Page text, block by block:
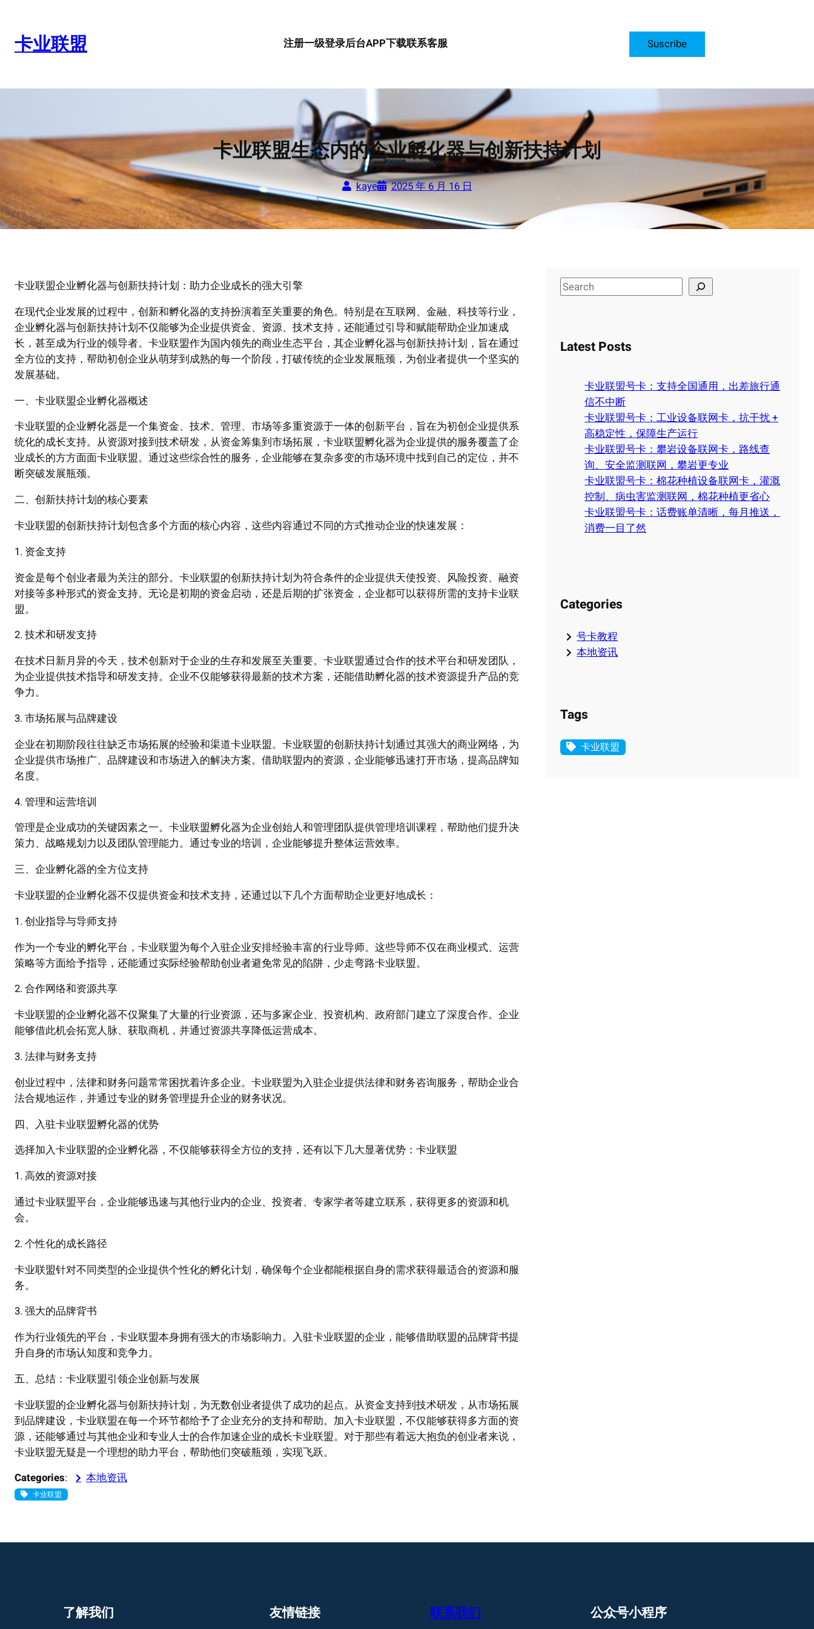
卡业联盟 注册一级登录后台APP下载联系客服 Suscribe
卡业联盟生态内的企业孵化器与创新扶持计划
kaye 2025 年 6 月 16 日
卡业联盟企业孵化器与创新扶持计划：助力企业成长的强大引擎
在现代企业发展的过程中，创新和孵化器的支持扮演着至关重要的角色。特别是在互联网、金融、科技等行业，
企业孵化器与创新扶持计划不仅能够为企业提供资金、资源、技术支持，还能通过引导和赋能帮助企业加速成
长，甚至成为行业的领导者。卡业联盟作为国内领先的商业生态平台，其企业孵化器与创新扶持计划，旨在通过
全方位的支持，帮助初创企业从萌芽到成熟的每一个阶段，打破传统的企业发展瓶颈，为创业者提供一个坚实的
发展基础。
一、卡业联盟企业孵化器概述
卡业联盟的企业孵化器是一个集资金、技术、管理、市场等多重资源于一体的创新平台，旨在为初创企业提供系
统化的成长支持。从资源对接到技术研发，从资金筹集到市场拓展，卡业联盟孵化器为企业提供的服务覆盖了企
业成长的方方面面卡业联盟。通过这些综合性的服务，企业能够在复杂多变的市场环境中找到自己的定位，并不
断突破发展瓶颈。
二、创新扶持计划的核心要素
卡业联盟的创新扶持计划包含多个方面的核心内容，这些内容通过不同的方式推动企业的快速发展：
1. 资金支持
资金是每个创业者最为关注的部分。卡业联盟的创新扶持计划为符合条件的企业提供天使投资、风险投资、融资
对接等多种形式的资金支持。无论是初期的资金启动，还是后期的扩张资金，企业都可以获得所需的支持卡业联
盟。
2. 技术和研发支持
在技术日新月异的今天，技术创新对于企业的生存和发展至关重要。卡业联盟通过合作的技术平台和研发团队，
为企业提供技术指导和研发支持。企业不仅能够获得最新的技术方案，还能借助孵化器的技术资源提升产品的竞
争力。
3. 市场拓展与品牌建设
企业在初期阶段往往缺乏市场拓展的经验和渠道卡业联盟。卡业联盟的创新扶持计划通过其强大的商业网络，为
企业提供市场推广、品牌建设和市场进入的解决方案。借助联盟内的资源，企业能够迅速打开市场，提高品牌知
名度。
4. 管理和运营培训
管理是企业成功的关键因素之一。卡业联盟孵化器为企业创始人和管理团队提供管理培训课程，帮助他们提升决
策力、战略规划力以及团队管理能力。通过专业的培训，企业能够提升整体运营效率。
三、企业孵化器的全方位支持
卡业联盟的企业孵化器不仅提供资金和技术支持，还通过以下几个方面帮助企业更好地成长：
1. 创业指导与导师支持
作为一个专业的孵化平台，卡业联盟为每个入驻企业安排经验丰富的行业导师。这些导师不仅在商业模式、运营
策略等方面给予指导，还能通过实际经验帮助创业者避免常见的陷阱，少走弯路卡业联盟。
2. 合作网络和资源共享
卡业联盟的企业孵化器不仅聚集了大量的行业资源，还与多家企业、投资机构、政府部门建立了深度合作。企业
能够借此机会拓宽人脉、获取商机，并通过资源共享降低运营成本。
3. 法律与财务支持
创业过程中，法律和财务问题常常困扰着许多企业。卡业联盟为入驻企业提供法律和财务咨询服务，帮助企业合
法合规地运作，并通过专业的财务管理提升企业的财务状况。
四、入驻卡业联盟孵化器的优势
选择加入卡业联盟的企业孵化器，不仅能够获得全方位的支持，还有以下几大显著优势：卡业联盟
1. 高效的资源对接
通过卡业联盟平台，企业能够迅速与其他行业内的企业、投资者、专家学者等建立联系，获得更多的资源和机
会。
2. 个性化的成长路径
卡业联盟针对不同类型的企业提供个性化的孵化计划，确保每个企业都能根据自身的需求获得最适合的资源和服
务。
3. 强大的品牌背书
作为行业领先的平台，卡业联盟本身拥有强大的市场影响力。入驻卡业联盟的企业，能够借助联盟的品牌背书提
升自身的市场认知度和竞争力。
五、总结：卡业联盟引领企业创新与发展
卡业联盟的企业孵化器与创新扶持计划，为无数创业者提供了成功的起点。从资金支持到技术研发，从市场拓展
到品牌建设，卡业联盟在每一个环节都给予了企业充分的支持和帮助。加入卡业联盟，不仅能够获得多方面的资
源，还能够通过与其他企业和专业人士的合作加速企业的成长卡业联盟。对于那些有着远大抱负的创业者来说，
卡业联盟无疑是一个理想的助力平台，帮助他们突破瓶颈，实现飞跃。
Categories: 本地资讯
卡业联盟
S
e
c
Latest Posts
卡业联盟号卡：支持全国通用，出差旅行通
信不中断
卡业联盟号卡：工业设备联网卡，抗干扰 +
高稳定性，保障生产运行
卡业联盟号卡：攀岩设备联网卡，路线查
询、安全监测联网，攀岩更专业
卡业联盟号卡：棉花种植设备联网卡，灌溉
控制、病虫害监测联网，棉花种植更省心
卡业联盟号卡：话费账单清晰，每月推送，
消费一目了然
Categories
号卡教程
本地资讯
Tags
卡业联盟
了解我们 友情链接 联系我们 公众号小程序